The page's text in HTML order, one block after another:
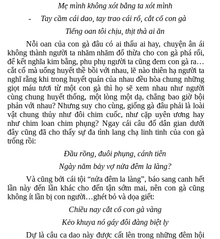
Mẹ mình không xót bằng ta xót mình
-
Tay cầm cái dao, tay trao cái rổ, cắt cổ con gà
Tiếng oan tôi chịu, thịt thà ai ăn
Nỗi oan của con gà đâu có ai thấu ai hay, chuyện ân ái
không thành người ta nhăm nhăm đổ thừa cho con gà phá rối,
để kết nghĩa kim bằng, phu phụ người ta cũng đem con gà ra…
cắt cổ mà uống huyết thề bồi với nhau, lẽ nào thiên hạ người ta
nghĩ rằng khi trong huyết quản của nhau đều hòa chung những
giọt máu tươi từ một con gà thì họ sẽ xem nhau như người
cùng chung huyết thống, một lòng một dạ, chẳng bao giờ bội
phản với nhau? Nhưng suy cho cùng, giống gà đâu phải là loài
vật chung thủy như đôi chim cuốc, như cặp uyên ương hay
như chim loan chim phụng? Ngay cái câu đố dân gian dưới
đây cũng đã cho thấy sự đa tình lang chạ linh tinh của con gà
trống rồi:
Đầu rồng, đuôi phụng, cánh tiên
Ngày năm bảy vợ nửa đêm la làng?
Và cũng bởi cái tội “nửa đêm la làng”, báo sang canh hết
lần này đến lần khác cho đến tận sớm mai, nên con gà cũng
không ít lần bị con người…ghét bỏ và dọa giết:
Chiều nay cắt cổ con gà vàng
Kẻo khuya nó gáy đôi đàng biệt ly
Dự là câu ca dao này được cất lên trong những đêm hội